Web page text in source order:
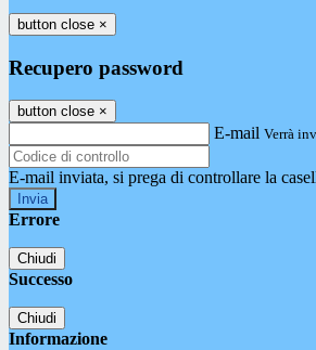
button close ×
Recupero password
button close ×
E-mail Verrà
E-mail inviata, si prega di controllare la
Errore
Chiudi
Successo
Chiudi
Informazione